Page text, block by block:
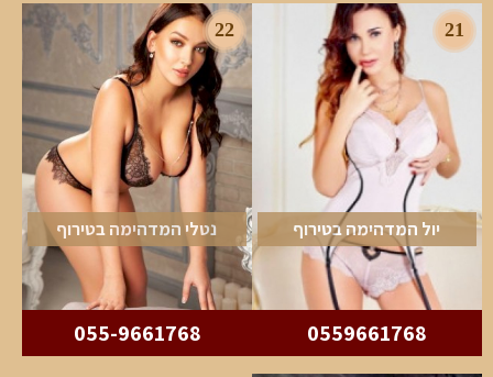
21
יול המדהימה בטירוף
0559661768
22
נטלי המדהימה בטירוף
055-9661768